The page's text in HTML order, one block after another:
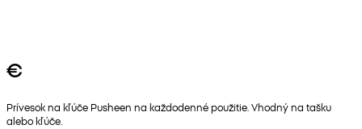
€
Prívesok na kľúče Pusheen na každodenné použitie. Vhodný na tašku
alebo kľúče.